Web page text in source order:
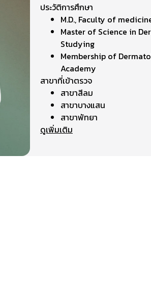
ประวัติการศึกษา
M.D., Faculty of
Master of Science in
Studying
Membership of
Academy
สาขาที่เข้าตรวจ
สาขาสีลม
สาขาบางแสน
สาขาพัทยา
ดูเพิ่มเติม